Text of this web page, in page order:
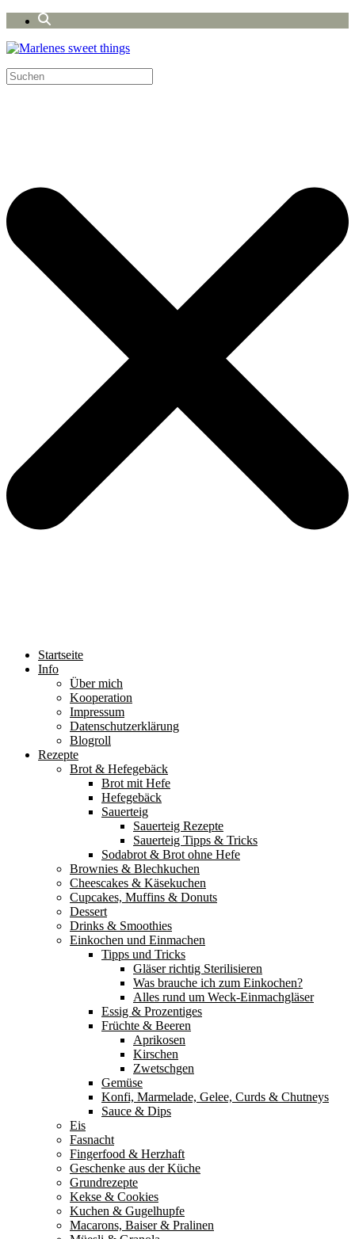
Startseite
Info
Über mich
Kooperation
Impressum
Datenschutzerklärung
Blogroll
Rezepte
Brot & Hefegebäck
Brot mit Hefe
Hefegebäck
Sauerteig
Sauerteig Rezepte
Sauerteig Tipps & Tricks
Sodabrot & Brot ohne Hefe
Brownies & Blechkuchen
Cheescakes & Käsekuchen
Cupcakes, Muffins & Donuts
Dessert
Drinks & Smoothies
Einkochen und Einmachen
Tipps und Tricks
Gläser richtig Sterilisieren
Was brauche ich zum Einkochen?
Alles rund um Weck-Einmachgläser
Essig & Prozentiges
Früchte & Beeren
Aprikosen
Kirschen
Zwetschgen
Gemüse
Konfi, Marmelade, Gelee, Curds & Chutneys
Sauce & Dips
Eis
Fasnacht
Fingerfood & Herzhaft
Geschenke aus der Küche
Grundrezepte
Kekse & Cookies
Kuchen & Gugelhupfe
Macarons, Baiser & Pralinen